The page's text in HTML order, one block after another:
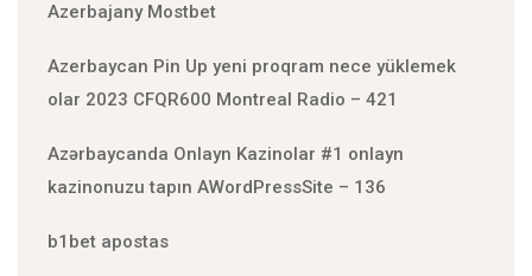
Azerbajany Mostbet
Azerbaycan Pin Up yeni proqram nece yüklemek
olar 2023 CFQR600 Montreal Radio – 421
Azərbaycanda Onlayn Kazinolar #1 onlayn
kazinonuzu tapın AWordPressSite – 136
b1bet apostas